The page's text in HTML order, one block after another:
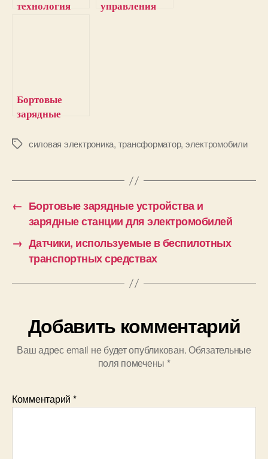
технология
управления
Бортовые
зарядные
зарядные
М
к
силовая электроника, трансформатор, электромобили
← Бортовые зарядные устройства и
зарядные станции для электромобилей
→ Датчики, используемые в беспилотных
транспортных средствах
Добавить комментарий
Ваш адрес email не будет опубликован.Обязательные
поля помечены *
Комментарий *